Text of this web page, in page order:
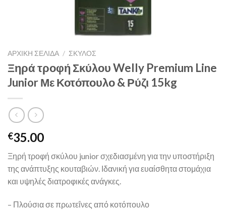
ΑΡΧΙΚΉ ΣΕΛΊΔΑ / ΣΚΥΛΟΣ
Ξηρά τροφή Σκύλου Welly Premium Line
Junior Με Κοτόπουλο & Ρύζι 15kg
€35.00
Ξηρή τροφή σκύλου junior σχεδιασμένη για την υποστήριξη
της ανάπτυξης κουταβιών. Ιδανική για ευαίσθητα στομάχια
και υψηλές διατροφικές ανάγκες.
– Πλούσια σε πρωτεΐνες από κοτόπουλο